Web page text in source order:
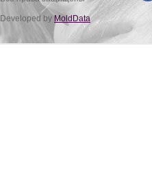
Developed by MoldData